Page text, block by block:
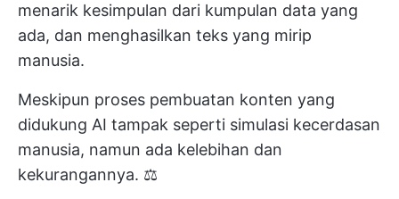
menarik kesimpulan dari kumpulan data yang
ada, dan menghasilkan teks yang mirip
manusia.
Meskipun proses pembuatan konten yang
didukung AI tampak seperti simulasi kecerdasan
manusia, namun ada kelebihan dan
kekurangannya. ⚖️